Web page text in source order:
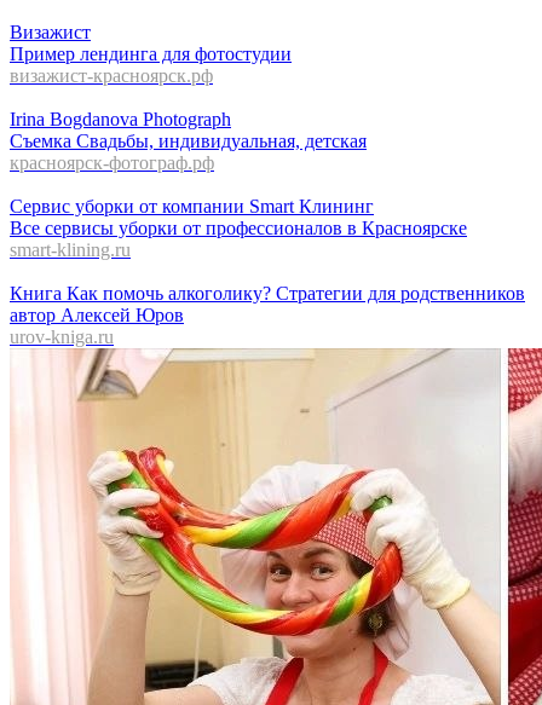
Визажист
Пример лендинга для фотостудии
визажист-красноярск.рф
Irina Bogdanova Photograph
Съемка Свадьбы, индивидуальная, детская
красноярск-фотограф.рф
Сервис уборки от компании Smart Клининг
Все сервисы уборки от профессионалов в Красноярске
smart-klining.ru
Книга Как помочь алкоголику? Стратегии для родственников
автор Алексей Юров
urov-kniga.ru